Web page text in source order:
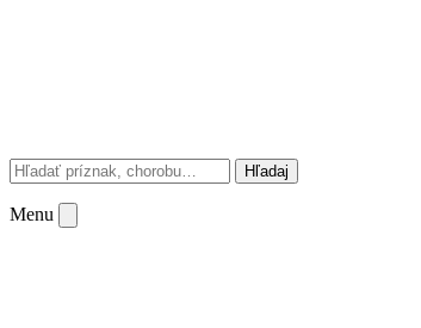
Hľadaj
Menu